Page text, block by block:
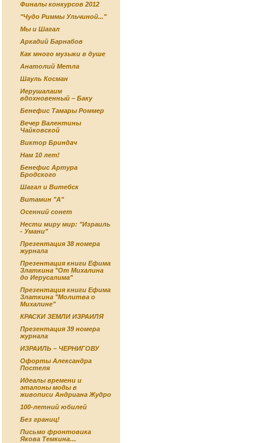
Финалы конкурсов 2012
"Чудо Риммы Ульчиной..."
Мы и Шагал
Аркадий Барнабов
Как много музыки в душе
Анатолий Метла
Шауль Косман
Иерушалаим
вдохновенный – Баку
Бенефис Тамары Роммер
Вечер Валентины
Чайковской
Виктор Бриндач
Нам 10 лет!
Бенефис Артура
Бродского
Шагал и Витебск
Витамин "А"
Осенний сонет
Нести миру мир: "Израиль
- Умани"
Презентация 38 номера
журнала
Презентация книги Ефима
Златкина "От Михалина
до Иерусалима"
Презентация книги Ефима
Златкина "Молитва о
Михалине"
КРАСКИ ЗЕМЛИ ИЗРАИЛЯ
Презентация 39 номера
журнала
ИЗРАИЛЬ – ЧЕРНИГОВУ
Офорты Александра
Постеля
Идеалы времени и
эталоны моды в
живописи Андриана Жудро
100-летний юбилей
Без границ!
Письмо фронтовика
Якова Темкина…